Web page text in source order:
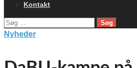
Kontakt
Søg
efter:
Nyheder